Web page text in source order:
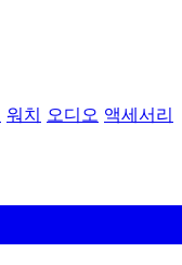
워치 오디오 액세서리